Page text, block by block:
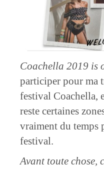
Coachella 2019 is
participer pour ma
festival Coachella,
reste certaines
vraiment du temps
festival.
Avant toute chose,